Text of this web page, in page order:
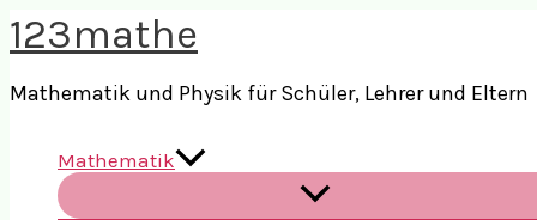
Zum
Inhalt
123mathe
Mathematik und Physik für Schüler, Lehrer und Eltern
Mathematik